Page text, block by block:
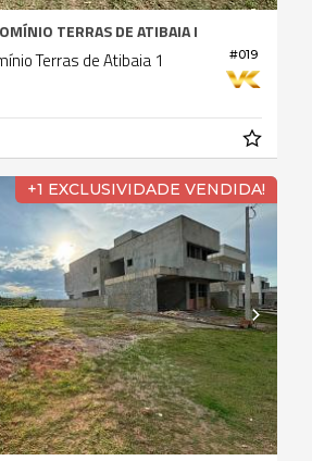
#019
TERRAS DE ATIBAIA I
Terras de Atibaia 1
+1 EXCLUSIVIDADE VENDIDA!